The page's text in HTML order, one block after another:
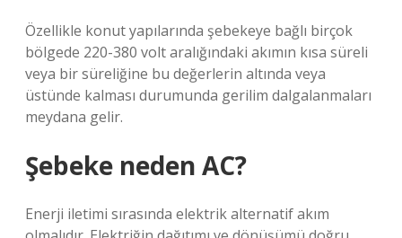
Özellikle konut yapılarında şebekeye bağlı birçok
bölgede 220-380 volt aralığındaki akımın kısa süreli
veya bir süreliğine bu değerlerin altında veya
üstünde kalması durumunda gerilim dalgalanmaları
meydana gelir.
Şebeke neden AC?
Enerji iletimi sırasında elektrik alternatif akım